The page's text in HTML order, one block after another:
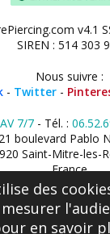
v4.1
SIREN : 514 303
Nous suivre :
- Twitter -
7/7- Tél. :
21 boulevard Pablo
Saint-Mitre-les-
France
des
mesurer
en savoir